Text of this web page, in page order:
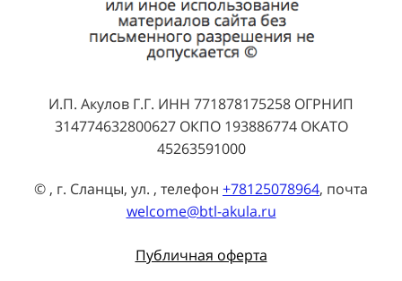
И.П. Акулов Г.Г. ИНН 771878175258 ОГРНИП
314774632800627 ОКПО 193886774 ОКАТО
45263591000
© , г. Сланцы, ул. , телефон +78125078964, почта
welcome@btl-akula.ru
Публичная оферта